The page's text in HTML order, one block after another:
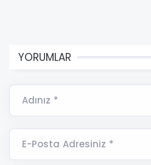
YORUMLAR
Adınız *
E-Posta Adresiniz *